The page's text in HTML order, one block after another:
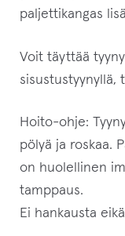
paljettikangas
Voit täyttää
sisustustyynyllä,
Hoito-ohje:
pölyä ja roskaa.
on huolellinen
tamppaus.
Ei hankausta